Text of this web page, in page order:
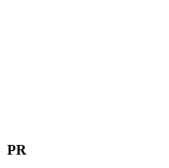
PR